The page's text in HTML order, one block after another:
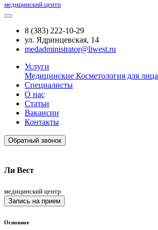
медицинский центр
8 (383) 222-10-29
ул. Ядринцевская, 14
medadministrator@liwest.ru
Услуги
Медицинские Косметология для лица
Специалисты
О нас
Статьи
Вакансии
Контакты
Обратный звонок
Ли Вест
медицинский центр
Запись на прием
Основное